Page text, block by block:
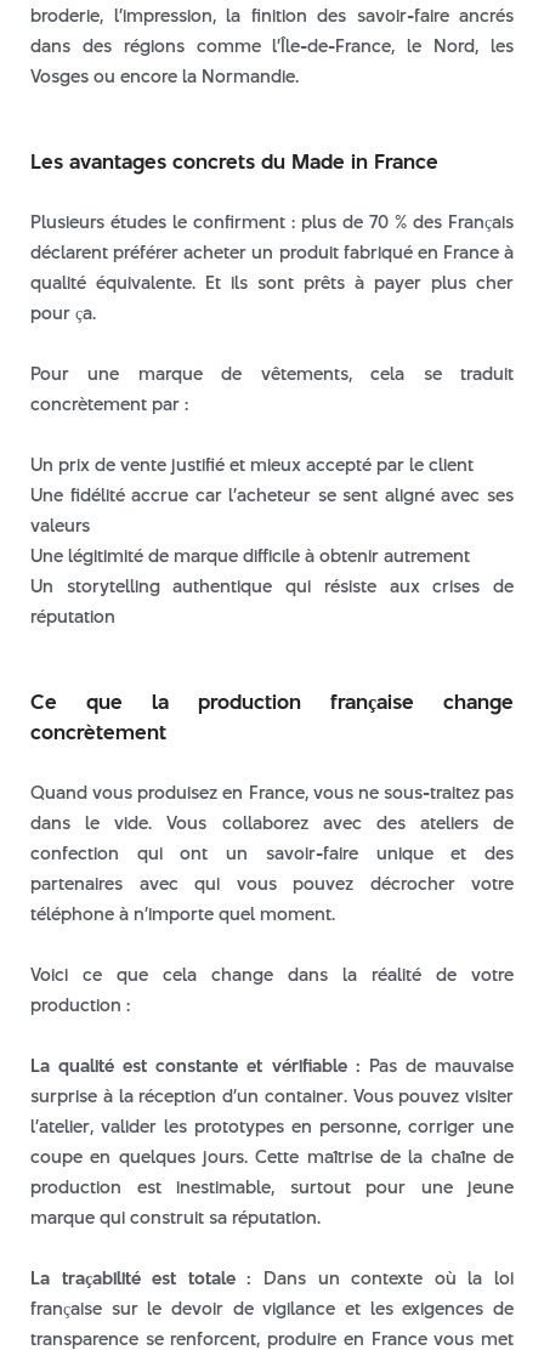
septembre 2023
août 2023
mai 2023
juin 2022
mai 2022
broderie
Produits
Site de WordPress-FR
broderie, l’impression, la finition des savoir-faire ancrés
dans des régions comme l’Île-de-France, le Nord, les
Vosges ou encore la Normandie.
Les avantages concrets du Made in France
Plusieurs études le confirment : plus de 70 % des Français
déclarent préférer acheter un produit fabriqué en France à
qualité équivalente. Et ils sont prêts à payer plus cher
pour ça.
Pour une marque de vêtements, cela se traduit
concrètement par :
Un prix de vente justifié et mieux accepté par le client
Une fidélité accrue car l’acheteur se sent aligné avec ses
valeurs
Une légitimité de marque difficile à obtenir autrement
Un storytelling authentique qui résiste aux crises de
réputation
Ce que la production française change
concrètement
Quand vous produisez en France, vous ne sous-traitez pas
dans le vide. Vous collaborez avec des ateliers de
confection qui ont un savoir-faire unique et des
partenaires avec qui vous pouvez décrocher votre
téléphone à n’importe quel moment.
Voici ce que cela change dans la réalité de votre
production :
La qualité est constante et vérifiable : Pas de mauvaise
surprise à la réception d’un container. Vous pouvez visiter
l’atelier, valider les prototypes en personne, corriger une
coupe en quelques jours. Cette maîtrise de la chaîne de
production est inestimable, surtout pour une jeune
marque qui construit sa réputation.
La traçabilité est totale : Dans un contexte où la loi
française sur le devoir de vigilance et les exigences de
transparence se renforcent, produire en France vous met